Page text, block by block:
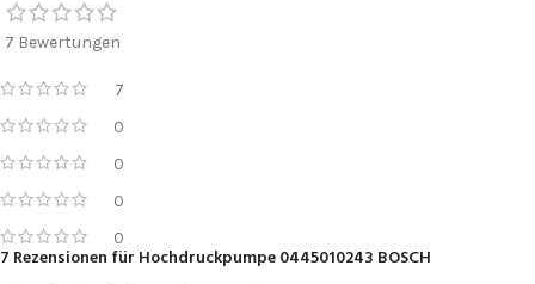
7 Bewertungen
7
0
0
0
0
7 Rezensionen für Hochdruckpumpe 0445010243 BOSCH